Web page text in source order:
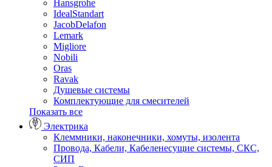
Hansgrohe
IdealStandart
JacobDelafon
Lemark
Migliore
Nobili
Oras
Ravak
Душевые системы
Комплектующие для смесителей
Показать все
Электрика
Клеммники, наконечники, хомуты, изолента
Провода, Кабели, Кабеленесущие системы, СКС,
СИП